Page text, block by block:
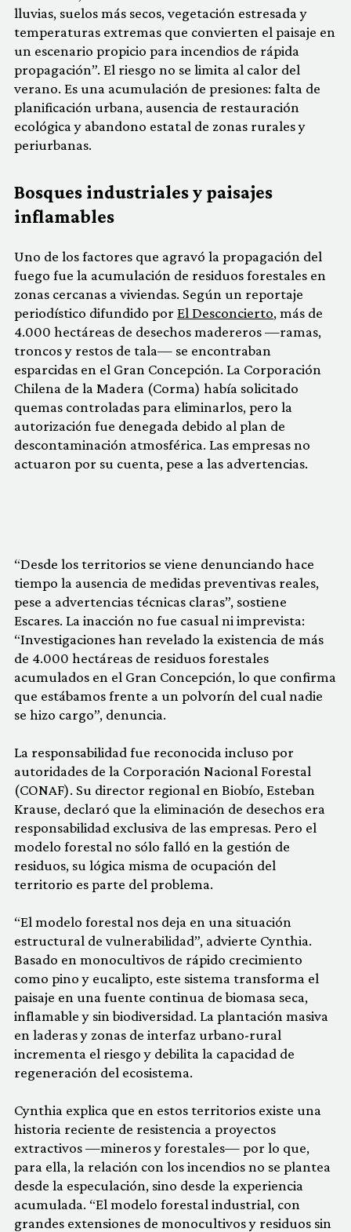
lluvias, suelos más secos, vegetación estresada y
temperaturas extremas que convierten el paisaje en
un escenario propicio para incendios de rápida
propagación”. El riesgo no se limita al calor del
verano. Es una acumulación de presiones: falta de
planificación urbana, ausencia de restauración
ecológica y abandono estatal de zonas rurales y
periurbanas.
Bosques industriales y paisajes
inflamables
Uno de los factores que agravó la propagación del
fuego fue la acumulación de residuos forestales en
zonas cercanas a viviendas. Según un reportaje
periodístico difundido porEl Desconcierto, más de
4.000 hectáreas de desechos madereros —ramas,
troncos y restos de tala— se encontraban
esparcidas en el Gran Concepción. La Corporación
Chilena de la Madera (Corma) había solicitado
quemas controladas para eliminarlos, pero la
autorización fue denegada debido al plan de
descontaminación atmosférica. Las empresas no
actuaron por su cuenta, pese a las advertencias.
“Desde los territorios se viene denunciando hace
tiempo la ausencia de medidas preventivas reales,
pese a advertencias técnicas claras”, sostiene
Escares. La inacción no fue casual ni imprevista:
“Investigaciones han revelado la existencia de más
de 4.000 hectáreas de residuos forestales
acumulados en el Gran Concepción, lo que confirma
que estábamos frente a un polvorín del cual nadie
se hizo cargo”, denuncia.
La responsabilidad fue reconocida incluso por
autoridades de la Corporación Nacional Forestal
(CONAF). Su director regional en Biobío, Esteban
Krause, declaró que la eliminación de desechos era
responsabilidad exclusiva de las empresas. Pero el
modelo forestal no sólo falló en la gestión de
residuos, su lógica misma de ocupación del
territorio es parte del problema.
“El modelo forestal nos deja en una situación
estructural de vulnerabilidad”, advierte Cynthia.
Basado en monocultivos de rápido crecimiento
como pino y eucalipto, este sistema transforma el
paisaje en una fuente continua de biomasa seca,
inflamable y sin biodiversidad. La plantación masiva
en laderas y zonas de interfaz urbano-rural
incrementa el riesgo y debilita la capacidad de
regeneración del ecosistema.
Cynthia explica que en estos territorios existe una
historia reciente de resistencia a proyectos
extractivos —mineros y forestales— por lo que,
para ella, la relación con los incendios no se plantea
desde la especulación, sino desde la experiencia
acumulada. “El modelo forestal industrial, con
grandes extensiones de monocultivos y residuos sin